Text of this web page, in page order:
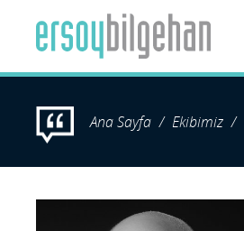
Ana Sayfa Ekibimiz